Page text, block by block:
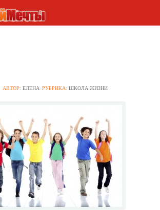
АВТОР:ЕЛЕНА РУБРИКА:ШКОЛА ЖИЗНИ